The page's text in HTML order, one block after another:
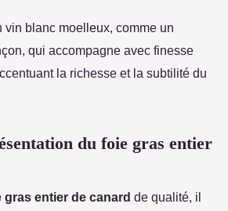
vin blanc moelleux, comme un
qui accompagne avec finesse
la richesse et la subtilité du
du foie gras entier
gras entier de canard de qualité, il